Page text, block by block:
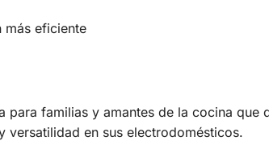
más eficiente
para familias y amantes de la cocina
versatilidad en sus electrodomésticos.